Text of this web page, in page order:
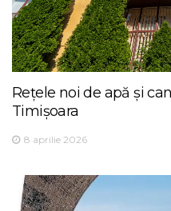
Rețele noi de apă și
Timișoara
8 aprilie 2026